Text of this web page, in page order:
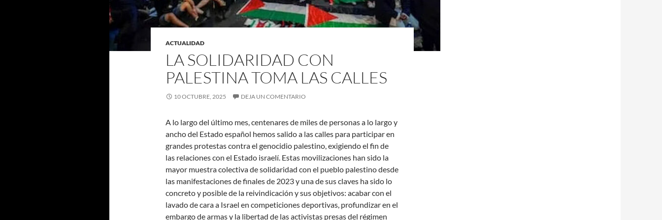
ACTUALIDAD
LA SOLIDARIDAD CON
PALESTINA TOMA LAS CALLES
10 OCTUBRE, 2025 DEJA UN COMENTARIO
A lo largo del último mes, centenares de miles de personas a lo largo y
ancho del Estado español hemos salido a las calles para participar en
grandes protestas contra el genocidio palestino, exigiendo el fin de
las relaciones con el Estado israelí. Estas movilizaciones han sido la
mayor muestra colectiva de solidaridad con el pueblo palestino desde
las manifestaciones de finales de 2023 y una de sus claves ha sido lo
concreto y posible de la reivindicación y sus objetivos: acabar con el
lavado de cara a Israel en competiciones deportivas, profundizar en el
embargo de armas y la libertad de las activistas presas del régimen